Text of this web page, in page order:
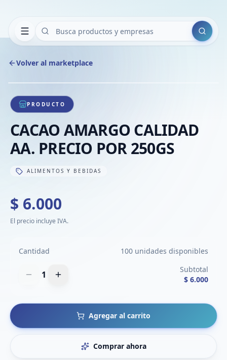
Buscar
Volver al marketplace
1/1
PRODUCTO
CACAO AMARGO CALIDAD
AA. PRECIO POR 250GS
ALIMENTOS Y BEBIDAS
$ 6.000
El precio incluye IVA.
Cantidad 100 unidades disponibles
1
Subtotal
$ 6.000
Agregar al carrito
Comprar ahora